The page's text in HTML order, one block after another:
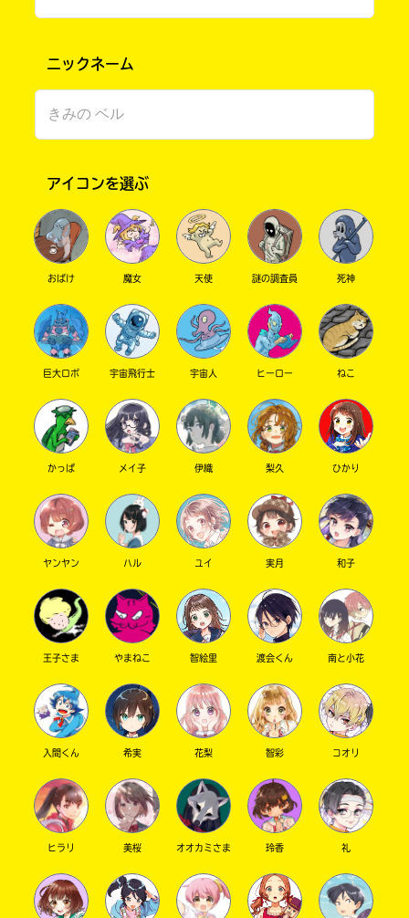
書店に届いた
みんなからのお手紙が
このマチのことを
もっと知りたい
ニックネーム
アイコンを選ぶ
おばけ 魔女 天使 謎の調査員 死神
巨大ロボ 宇宙飛行士 宇宙人 ヒーロー ねこ
かっぱ メイ子 伊織 梨久 ひかり
ヤンヤン ハル ユイ 実月 和子
王子さま やまねこ 智絵里 渡会くん 南と小花
入間くん 希実 花梨 智彩 コオリ
ヒラリ 美桜 オオカミさま 玲香 礼